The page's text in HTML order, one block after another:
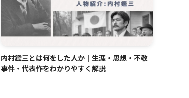
内村鑑三とは何をした人か｜生涯・思想・不敬
事件・代表作をわかりやすく解説